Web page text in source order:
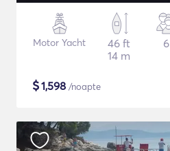
Motor Yacht
46 ft
14 m
6
$1,598 /noapte